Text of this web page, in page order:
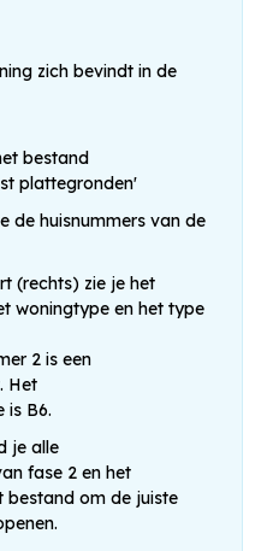
juni 2026
November 2025
Mei 2025
zich bevindt in de
bestand
plattegronden'
de huisnummers van de
(rechts) zie je het
woningtype en het type
2 is een
Het
is B6.
je alle
fase 2 en het
bestand om de juiste